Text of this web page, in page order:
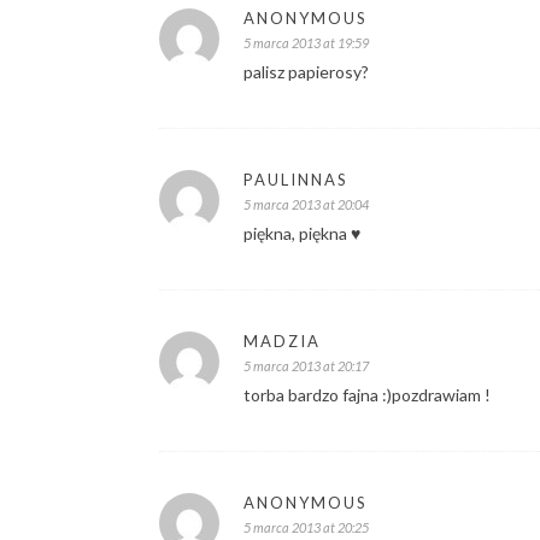
ANONYMOUS
5 marca 2013 at 19:59
palisz papierosy?
PAULINNAS
5 marca 2013 at 20:04
piękna, piękna ♥
MADZIA
5 marca 2013 at 20:17
torba bardzo fajna :)pozdrawiam !
ANONYMOUS
5 marca 2013 at 20:25